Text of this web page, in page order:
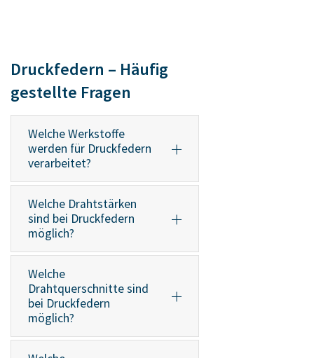
Druckfedern – Häufig
gestellte Fragen
Welche Werkstoffe
werden für Druckfedern
verarbeitet?
Welche Drahtstärken
sind bei Druckfedern
möglich?
Welche
Drahtquerschnitte sind
bei Druckfedern
möglich?